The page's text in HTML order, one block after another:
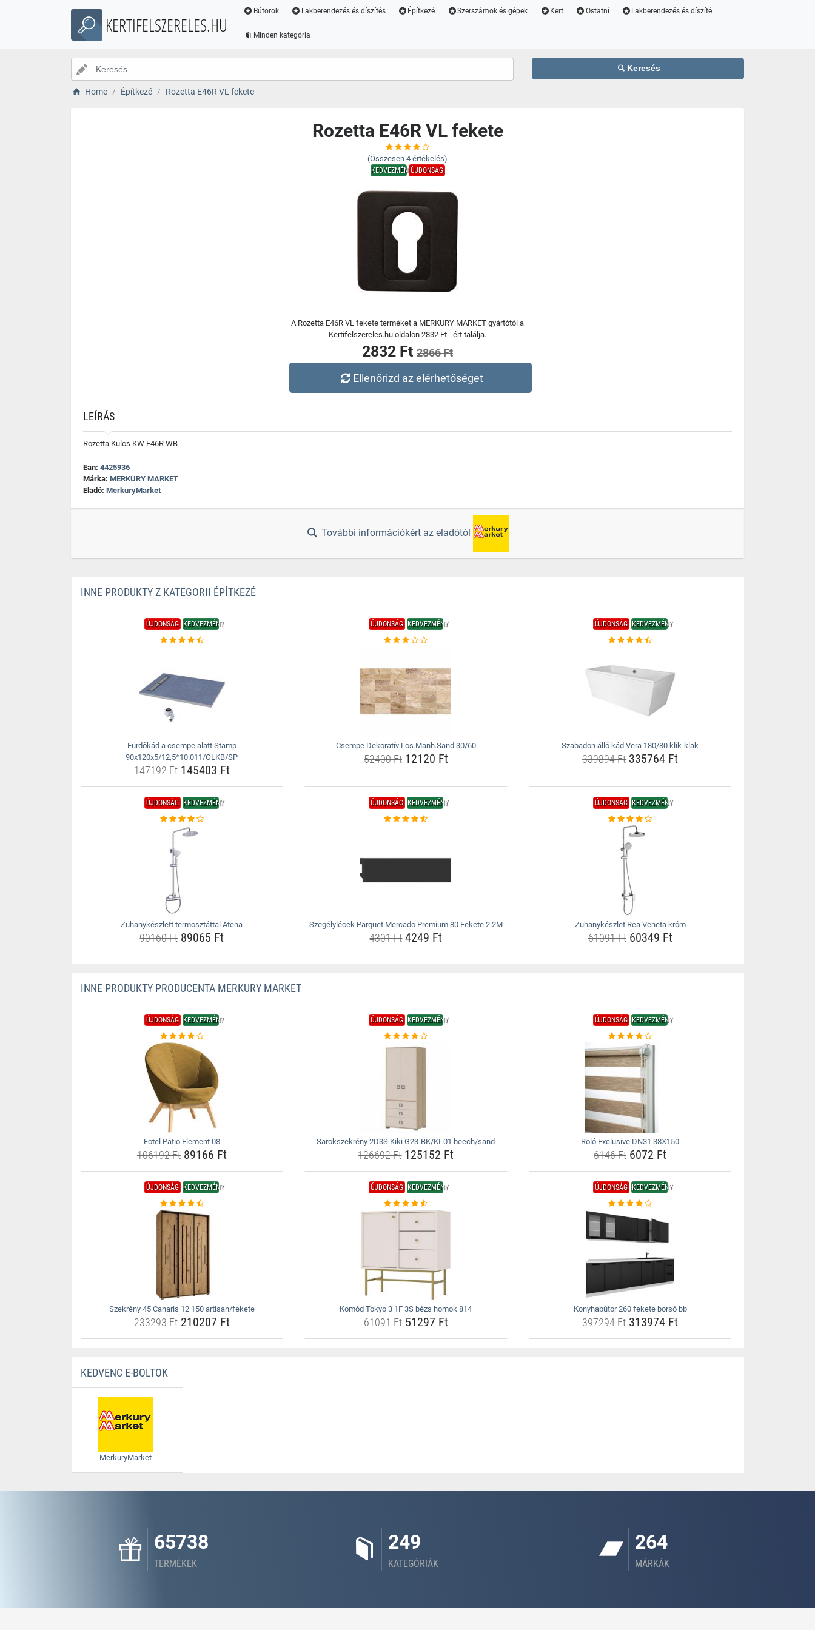
KERTIFELSZERELES.HU
Bútorok Lakberendezés és díszítés Építkezé Szerszámok és gépek Kert Ostatní Lakberendezés és díszíté
Minden kategória
Keresés
Home Építkezé Rozetta E46R VL fekete
Rozetta E46R VL fekete
(Összesen 4 értékelés)
KEDVEZMÉNYÚJDONSÁG
A Rozetta E46R VL fekete terméket a MERKURY MARKET gyártótól a
Kertifelszereles.hu oldalon 2832 Ft - ért találja.
2832 Ft 2866 Ft
Ellenőrizd az elérhetőséget
LEÍRÁS
Rozetta Kulcs KW E46R WB
Ean: 4425936
Márka: MERKURY MARKET
Eladó: MerkuryMarket
További információkért az eladótól
INNE PRODUKTY Z KATEGORII ÉPÍTKEZÉ
ÚJDONSÁG KEDVEZMÉNY
Fürdőkád a csempe alatt Stamp
90x120x5/12,5*10.011/OLKB/SP
147192 Ft145403 Ft
ÚJDONSÁG KEDVEZMÉNY
Csempe Dekoratív Los.Manh.Sand 30/60
52400 Ft12120 Ft
ÚJDONSÁG KEDVEZMÉNY
Szabadon álló kád Vera 180/80 klik-klak
339894 Ft 335764 Ft
ÚJDONSÁG KEDVEZMÉNY
Zuhanykészlett termosztáttal Atena
90160 Ft89065 Ft
ÚJDONSÁG KEDVEZMÉNY
Szegélylécek Parquet Mercado Premium 80 Fekete 2.2M
4301 Ft4249 Ft
ÚJDONSÁG KEDVEZMÉNY
Zuhanykészlet Rea Veneta króm
61091 Ft60349 Ft
INNE PRODUKTY PRODUCENTA MERKURY MARKET
ÚJDONSÁG KEDVEZMÉNY
Fotel Patio Element 08
106192 Ft89166 Ft
ÚJDONSÁG KEDVEZMÉNY
Sarokszekrény 2D3S Kiki G23-BK/KI-01 beech/sand
126692 Ft125152 Ft
ÚJDONSÁG KEDVEZMÉNY
Roló Exclusive DN31 38X150
6146 Ft 6072 Ft
ÚJDONSÁG KEDVEZMÉNY
Szekrény 45 Canaris 12 150 artisan/fekete
233293 Ft210207 Ft
ÚJDONSÁG KEDVEZMÉNY
Komód Tokyo 3 1F 3S bézs homok 814
61091 Ft51297 Ft
ÚJDONSÁG KEDVEZMÉNY
Konyhabútor 260 fekete borsó bb
397294 Ft 313974 Ft
KEDVENC E-BOLTOK
MerkuryMarket
65738
TERMÉKEK
249
KATEGÓRIÁK
264
MÁRKÁK